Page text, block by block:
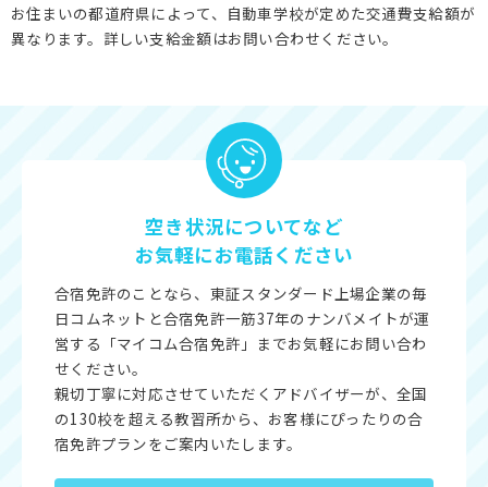
お住まいの都道府県によって、自動車学校が定めた交通費支給額が
異なります。詳しい支給金額はお問い合わせください。
空き状況についてなど
お気軽にお電話ください
合宿免許のことなら、東証スタンダード上場企業の毎
日コムネットと合宿免許一筋37年のナンバメイトが運
営する「マイコム合宿免許」までお気軽にお問い合わ
せください。
親切丁寧に対応させていただくアドバイザーが、全国
の130校を超える教習所から、お客様にぴったりの合
宿免許プランをご案内いたします。